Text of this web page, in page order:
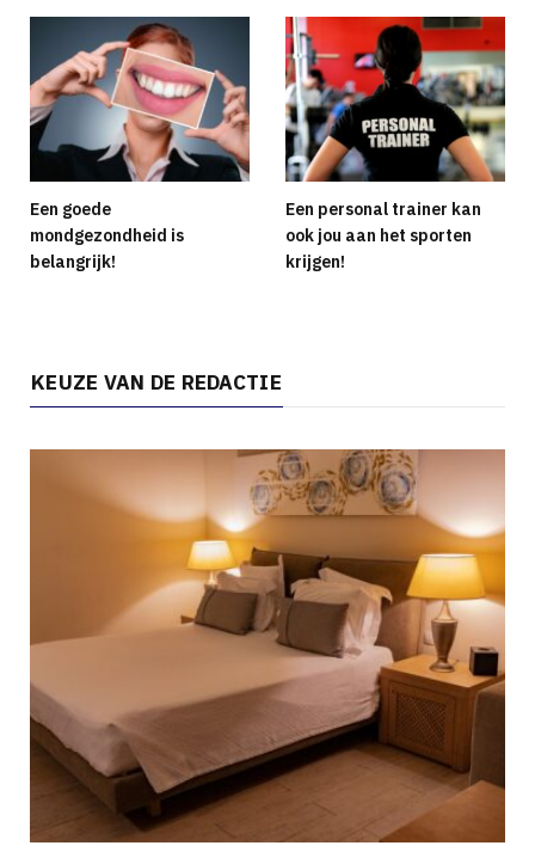
Een goede
mondgezondheid is
belangrijk!
Een personal trainer kan
ook jou aan het sporten
krijgen!
KEUZE VAN DE REDACTIE